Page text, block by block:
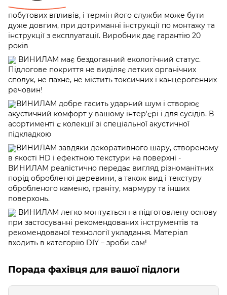
побутових впливів, і термін його служби може бути
дуже довгим, при дотриманні інструкції по монтажу та
інструкції з експлуатації. Виробник дає гарантію 20
років
ВИНИЛАМ має бездоганний екологічний статус.
Підлогове покриття не виділяє летких органічних
сполук, не пахне, не містить токсичних і канцерогенних
речовин!
ВИНИЛАМ добре гасить ударний шум і створює
акустичний комфорт у вашому інтер'єрі і для сусідів. В
асортименті є колекції зі спеціальної акустичної
підкладкою
ВИНИЛАМ завдяки декоративного шару, створеному
в якості HD і ефектною текстури на поверхні -
ВИНИЛАМ реалістично передає вигляд різноманітних
порід обробленої деревини, а також вид і текстуру
обробленого каменю, граніту, мармуру та інших
поверхонь.
ВИНИЛАМ легко монтується на підготовлену основу
при застосуванні рекомендованих інструментів та
рекомендованої технології укладання. Матеріал
входить в категорію DIY – зроби сам!
Порада фахівця для вашої підлоги